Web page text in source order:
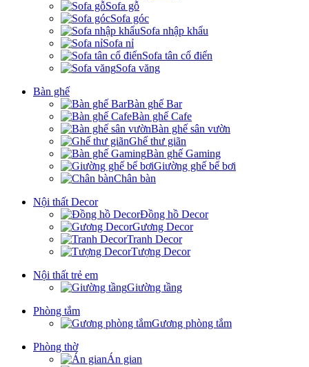
Sofa gỗ
Sofa góc
Sofa nhập khẩu
Sofa nỉ
Sofa tân cổ điển
Sofa văng
Bàn ghế
Bàn ghế Bar
Bàn ghế Cafe
Bàn ghế sân vườn
Ghế thư giãn
Bàn ghế Gaming
Giường ghế bể bơi
Chân bàn
Nội thất Decor
Đồng hồ Decor
Gương Decor
Tranh Decor
Tượng Decor
Nội thất trẻ em
Giường tầng
Phòng tắm
Gương phòng tắm
Phòng thờ
Án gian